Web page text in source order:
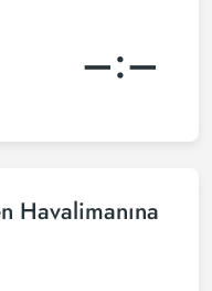
–:–
Havalimanına